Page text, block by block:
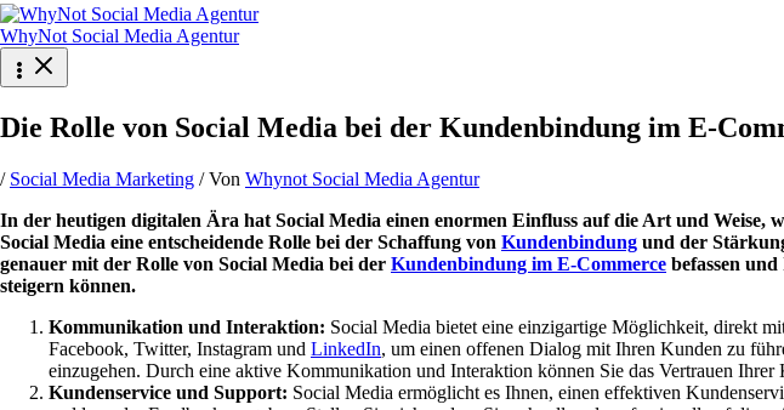
WhyNot Social Media Agentur
Die Rolle von Social Media bei der Kundenbindung im E-
/ Social Media Marketing / Von Whynot Social Media Agentur
In der heutigen digitalen Ära hat Social Media einen enormen Einfluss auf die Art und
Social Media eine entscheidende Rolle bei der Schaffung von Kundenbindung und der
genauer mit der Rolle von Social Media bei der Kundenbindung im E-Commerce befassen
steigern können.
Kommunikation und Interaktion: Social Media bietet eine einzigartige Möglichkeit, direkt
Facebook, Twitter, Instagram und LinkedIn, um einen offenen Dialog mit Ihren Kunden zu
einzugehen. Durch eine aktive Kommunikation und Interaktion können Sie das Vertrauen
Kundenservice und Support: Social Media ermöglicht es Ihnen, einen effektiven